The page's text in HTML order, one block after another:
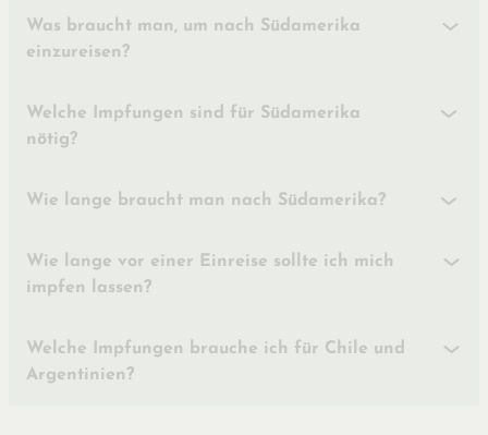
Was braucht man, um nach Südamerika
einzureisen?
Welche Impfungen sind für Südamerika
nötig?
Wie lange braucht man nach Südamerika?
Wie lange vor einer Einreise sollte ich mich
impfen lassen?
Welche Impfungen brauche ich für Chile und
Argentinien?